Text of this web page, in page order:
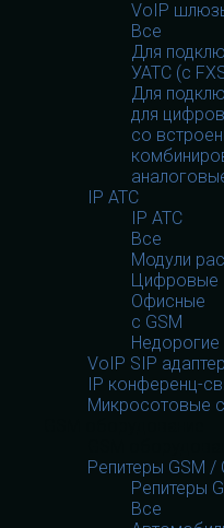
VoIP
Все
Для
УАТС (с
Для
для
со
IP АТС
IP АТС
Все
Модули
Цифровые
Офисные
с GSM
Недорогие
VoIP SIP
IP конференц-
Микросотовые
Репитеры GSM /
Репитеры
Все